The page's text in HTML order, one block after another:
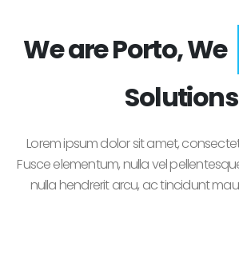
We are Porto, We
Solutions
Lorem ipsum dolor sit amet,
Fusce elementum, nulla vel
nulla hendrerit arcu, ac tincidunt